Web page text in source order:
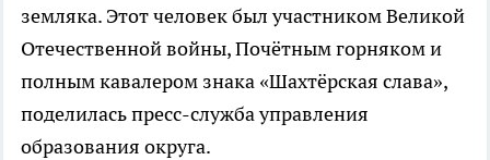
земляка. Этот человек был участником Великой
Отечественной войны, Почётным горняком и
полным кавалером знака «Шахтёрская слава»,
поделилась пресс-служба управления
образования округа.